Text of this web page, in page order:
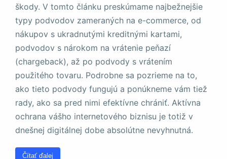
škody. V tomto článku preskúmame najbežnejšie
typy podvodov zameraných na e-commerce, od
nákupov s ukradnutými kreditnými kartami,
podvodov s nárokom na vrátenie peňazí
(chargeback), až po podvody s vrátením
použitého tovaru. Podrobne sa pozrieme na to,
ako tieto podvody fungujú a ponúkneme vám tiež
rady, ako sa pred nimi efektívne chrániť. Aktívna
ochrana vášho internetového biznisu je totiž v
dnešnej digitálnej dobe absolútne nevyhnutná.
Čítať ďalej
Štatistiky
Aby sme
mohli
zlepšiť
funkčnosť
a štruktúru
webovej
stránky na
spôsobu
používania
stránky.